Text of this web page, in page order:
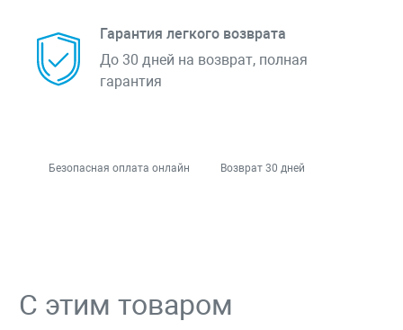
Гарантия легкого возврата
До 30 дней на возврат, полная
гарантия
Безопасная оплата онлайн Возврат 30 дней
С этим товаром